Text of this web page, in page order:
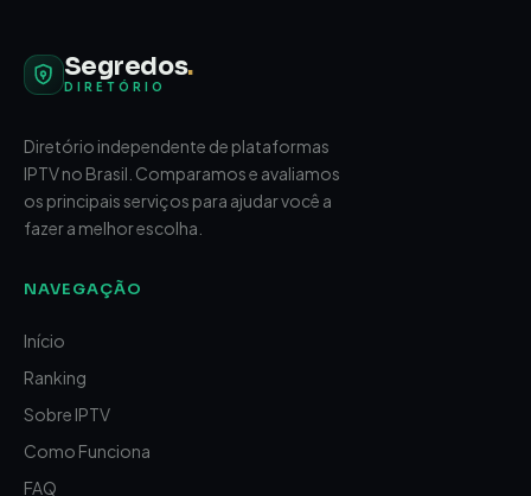
Segredos.
DIRETÓRIO
Diretório independente de plataformas
IPTV no Brasil. Comparamos e avaliamos
os principais serviços para ajudar você a
fazer a melhor escolha.
NAVEGAÇÃO
Início
Ranking
Sobre IPTV
Como Funciona
FAQ